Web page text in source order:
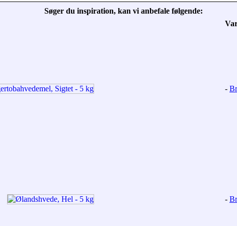
Søger du inspiration, kan vi anbefale følgende:
-
-